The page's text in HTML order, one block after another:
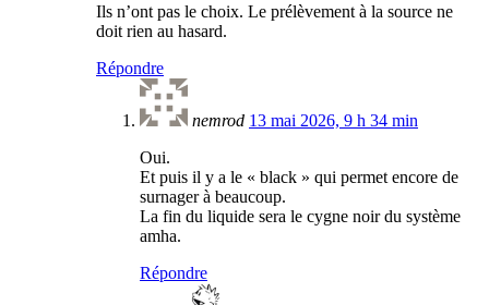
Ils n’ont pas le choix. Le prélèvement à la source ne
doit rien au hasard.
Répondre
nemrod 13 mai 2026, 9 h 34 min
Oui.
Et puis il y a le « black » qui permet encore de
surnager à beaucoup.
La fin du liquide sera le cygne noir du système
amha.
Répondre